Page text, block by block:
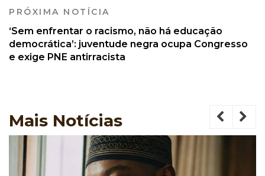
PRÓXIMA NOTÍCIA
‘Sem enfrentar o racismo, não há educação
democrática’: juventude negra ocupa Congresso
e exige PNE antirracista
Mais Notícias